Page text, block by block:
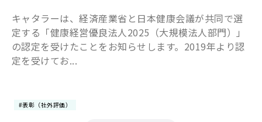
キャタラーは、経済産業省と日本健康会議が共同で選
定する「健康経営優良法人2025（大規模法人部門）」
の認定を受けたことをお知らせします。2019年より認
定を受けてお...
#表彰（社外評価）